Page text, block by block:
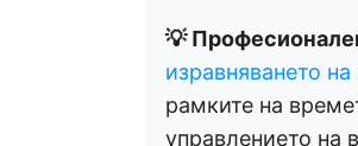
💡
изравняването
рамките на
управлението на